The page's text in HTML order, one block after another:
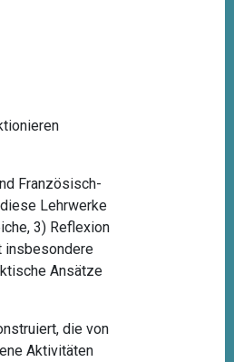
Französisch-
Lehrwerke
3) Reflexion
insbesondere
Ansätze
die von
Aktivitäten